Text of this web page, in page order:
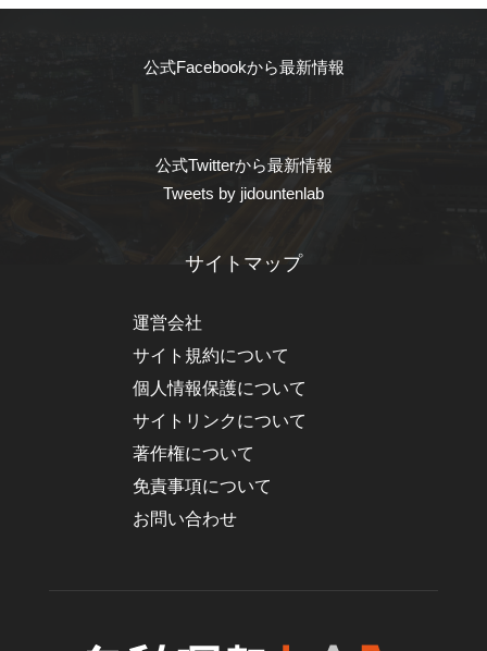
公式Facebookから最新情報
公式Twitterから最新情報
Tweets by jidountenlab
サイトマップ
運営会社
サイト規約について
個人情報保護について
サイトリンクについて
著作権について
免責事項について
お問い合わせ